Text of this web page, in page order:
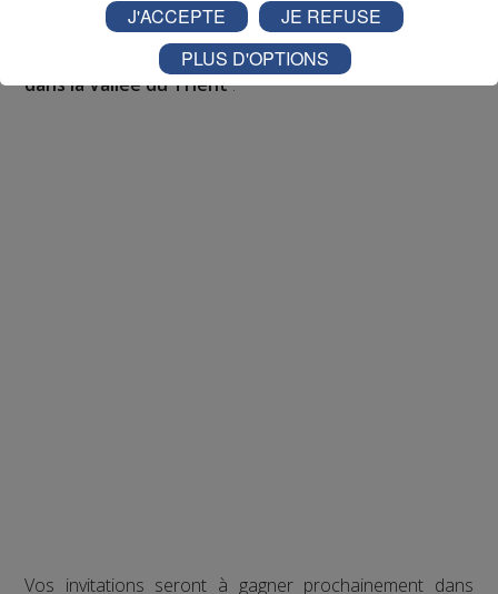
Nathan est allé tester pour vousVerticalp Émosson,
dans la Vallée du Trient:
Vos invitations seront à gagner prochainement dans
J'ACCEPTE
JE REFUSE
PLUS D'OPTIONS